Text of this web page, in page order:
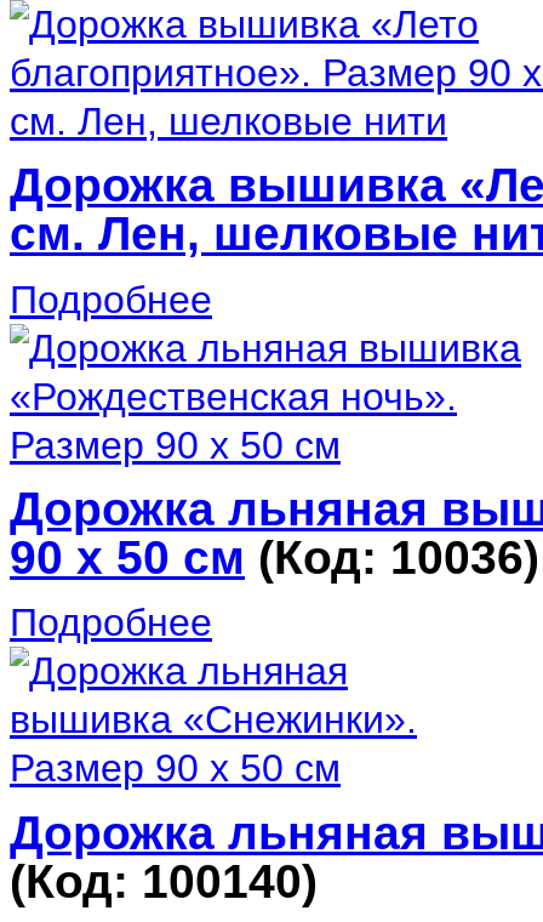
Дорожка вышивка
см. Лен, шелковые
Подробнее
Дорожка льняная
90 х 50 см (Код: 10036)
Подробнее
Дорожка льняная
(Код: 100140)